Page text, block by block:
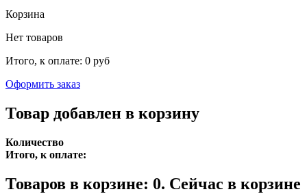
Корзина
Нет товаров
Итого, к оплате: 0 руб
Оформить заказ
Товар добавлен в корзину
Количество
Итого, к оплате:
Товаров в корзине: 0. Сейчас в корзине